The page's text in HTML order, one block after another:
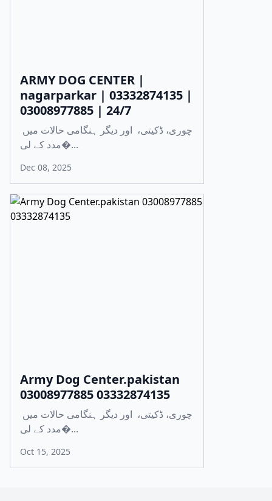
ARMY DOG CENTER |
nagarparkar | 03332874135 |
03008977885 | 24/7
مدد کے لی�...
Dec 08, 2025
Army Dog Center.pakistan
03008977885 03332874135
مدد کے لی�...
Oct 15, 2025